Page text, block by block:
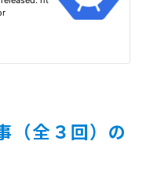
全３回）の